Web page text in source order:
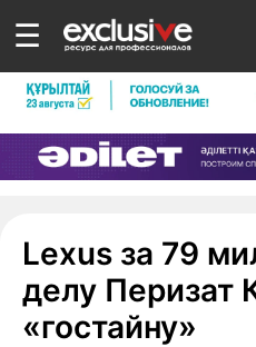
☰
Lexus за 79
делу Перизат
«гостайну»